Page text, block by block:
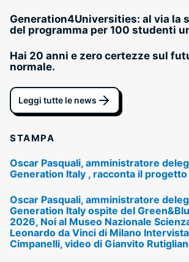
Generation4Universities: al via la
del programma per 100 studenti
Hai 20 anni e zero certezze sul
normale.
Leggi tutte le news
STAMPA
Oscar Pasquali, amministratore
Generation Italy , racconta il progetto
Oscar Pasquali, amministratore
Generation Italy ospite del
2026, Noi al Museo Nazionale
Leonardo da Vinci di Milano
Cimpanelli, video di Gianvito